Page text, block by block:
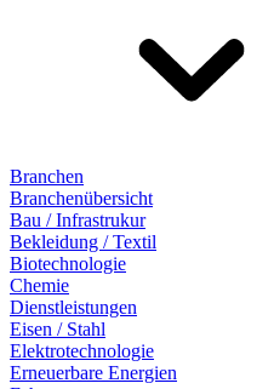
Branchen
Branchenübersicht
Bau / Infrastrukur
Bekleidung / Textil
Biotechnologie
Chemie
Dienstleistungen
Eisen / Stahl
Elektrotechnologie
Erneuerbare Energien